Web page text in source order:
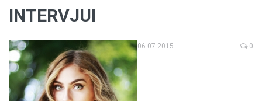
INTERVJUI
06.07.2015 0